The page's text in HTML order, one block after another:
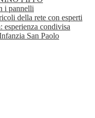
i pannelli
della rete con esperti
esperienza condivisa
San Paolo